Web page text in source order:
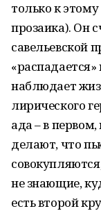
только к
прозаика). Он
савельевской
наблюдает
лирического
ада – в
делают, что
не знающие,
есть второй